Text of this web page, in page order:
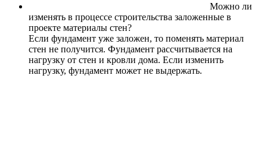
Можно ли
изменять в процессе строительства заложенные в
проекте материалы стен?
Если фундамент уже заложен, то поменять материал
стен не получится. Фундамент рассчитывается на
нагрузку от стен и кровли дома. Если изменить
нагрузку, фундамент может не выдержать.